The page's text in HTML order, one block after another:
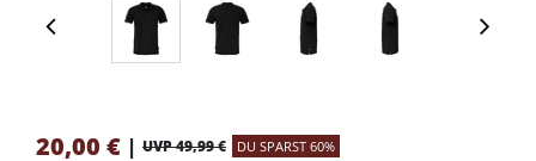
20,00 € | UVP 49,99 € DU SPARST 60%